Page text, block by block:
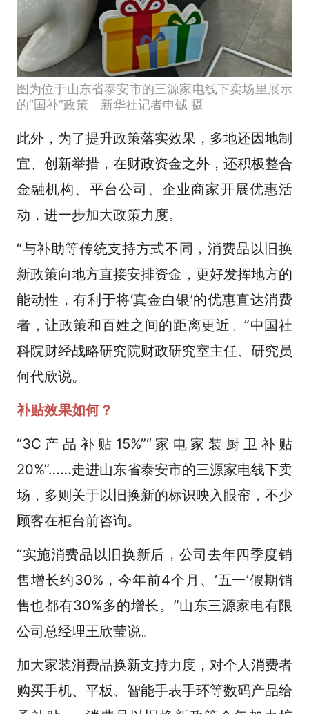
图为位于山东省泰安市的三源家电线下卖场里展示
的“国补”政策。新华社记者申铖 摄
此外，为了提升政策落实效果，多地还因地制
宜、创新举措，在财政资金之外，还积极整合
金融机构、平台公司、企业商家开展优惠活
动，进一步加大政策力度。
“与补助等传统支持方式不同，消费品以旧换
新政策向地方直接安排资金，更好发挥地方的
能动性，有利于将‘真金白银’的优惠直达消费
者，让政策和百姓之间的距离更近。”中国社
科院财经战略研究院财政研究室主任、研究员
何代欣说。
补贴效果如何？
“3C产品补贴15%”“家电家装厨卫补贴
20%”……走进山东省泰安市的三源家电线下卖
场，多则关于以旧换新的标识映入眼帘，不少
顾客在柜台前咨询。
“实施消费品以旧换新后，公司去年四季度销
售增长约30%，今年前4个月、‘五一’假期销
售也都有30%多的增长。”山东三源家电有限
公司总经理王欣莹说。
加大家装消费品换新支持力度，对个人消费者
购买手机、平板、智能手表手环等数码产品给